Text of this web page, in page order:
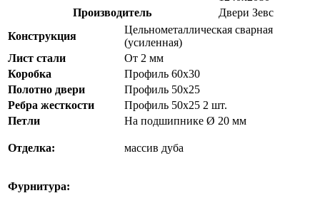
Производитель
Двери Зевс
Конструкция
Цельнометаллическая сварная
(усиленная)
Лист стали
От 2 мм
Коробка
Профиль 60х30
Полотно двери
Профиль 50х25
Ребра жесткости
Профиль 50х25 2 шт.
Петли
На подшипнике Ø 20 мм
Отделка: массив дуба
Фурнитура: